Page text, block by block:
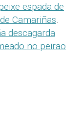
espada de
Camariñas.
descagarda
no peirao